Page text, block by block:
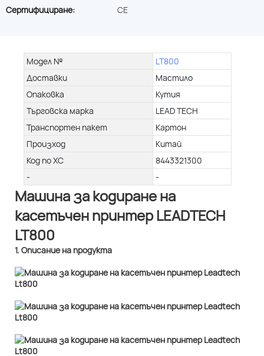
Сертифициране:
CE
Модел №
LT800
Доставки
Мастило
Опаковка
Кутия
Търговска марка
LEAD TECH
Транспортен пакет
Картон
Произход
Китай
Код по ХС
8443321300
-
-
Машина за кодиране на
касетъчен принтер LEADTECH
LT800
1. Описание на продукта